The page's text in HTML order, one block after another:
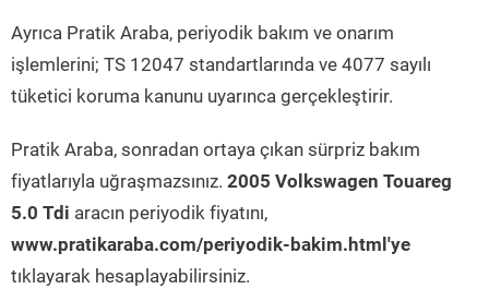
Ayrıca Pratik Araba, periyodik bakım ve onarım
işlemlerini; TS 12047 standartlarında ve 4077 sayılı
tüketici koruma kanunu uyarınca gerçekleştirir.
Pratik Araba, sonradan ortaya çıkan sürpriz bakım
fiyatlarıyla uğraşmazsınız. 2005 Volkswagen Touareg
5.0 Tdi aracın periyodik fiyatını,
www.pratikaraba.com/periyodik-bakim.html'ye
tıklayarak hesaplayabilirsiniz.